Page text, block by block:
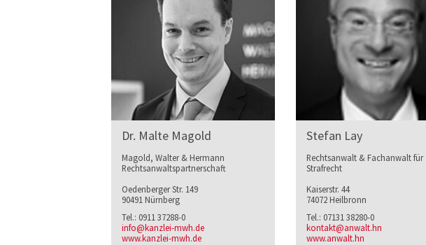
Dr. Malte Magold
Magold, Walter & Hermann
Rechtsanwaltspartnerschaft
Oedenberger Str. 149
90491 Nürnberg
Tel.: 0911 37288-0
info@kanzlei-mwh.de
www.kanzlei-mwh.de
Stefan Lay
Rechtsanwalt & Fachanwalt für
Strafrecht
Kaiserstr. 44
74072 Heilbronn
Tel.: 07131 38280-0
kontakt@anwalt.hn
www.anwalt.hn